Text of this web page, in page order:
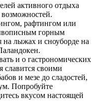
активного отдыха
рафтингом или
горным
на лыжах и сноуборде на
и о гастрономических
славится своими
и мезе до сладостей,
Попробуйте
вкусом настоящей